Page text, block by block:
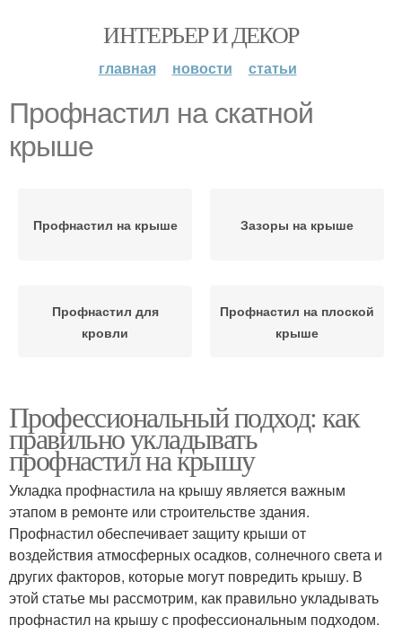
ИНТЕРЬЕР И ДЕКОР
главная новости статьи
Профнастил на скатной
крыше
Профнастил на крыше Зазоры на крыше
Профнастил для
кровли
Профнастил на плоской
крыше
Профессиональный подход: как
правильно укладывать
профнастил на крышу
Укладка профнастила на крышу является важным
этапом в ремонте или строительстве здания.
Профнастил обеспечивает защиту крыши от
воздействия атмосферных осадков, солнечного света и
других факторов, которые могут повредить крышу. В
этой статье мы рассмотрим, как правильно укладывать
профнастил на крышу с профессиональным подходом.